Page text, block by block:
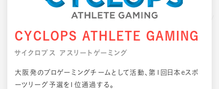
CYCLOPS ATHLETE GAMING
サイクロプス アスリートゲーミング
大阪発のプロゲーミングチームとして活動、第1回日本eスポ
ーツリーグ予選を1位通過する。